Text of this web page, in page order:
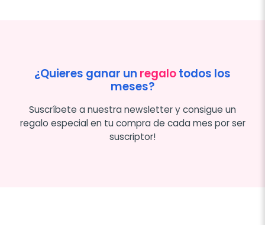
¿Quieres ganar un regalotodos los
meses?
Suscríbete a nuestra newsletter y consigue un
regalo especial en tu compra de cada mes por ser
suscriptor!